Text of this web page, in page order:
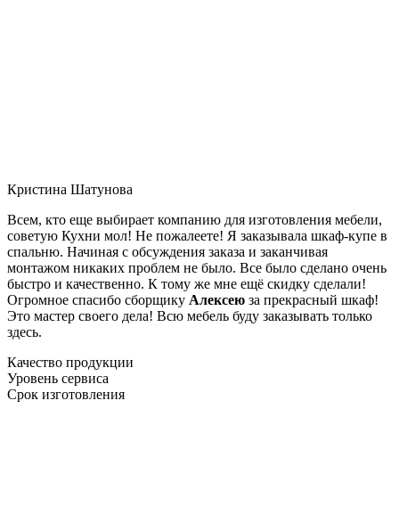
Кристина Шатунова
Всем, кто еще выбирает компанию для изготовления мебели,
советую Кухни мол! Не пожалеете! Я заказывала шкаф-купе в
спальню. Начиная с обсуждения заказа и заканчивая
монтажом никаких проблем не было. Все было сделано очень
быстро и качественно. К тому же мне ещё скидку сделали!
Огромное спасибо сборщику Алексею за прекрасный шкаф!
Это мастер своего дела! Всю мебель буду заказывать только
здесь.
Качество продукции
Уровень сервиса
Срок изготовления